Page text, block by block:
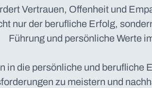
Vertrauen, Offenheit und
nur der berufliche Erfolg,
Führung und persönliche Werte
in die persönliche und
zu meistern und